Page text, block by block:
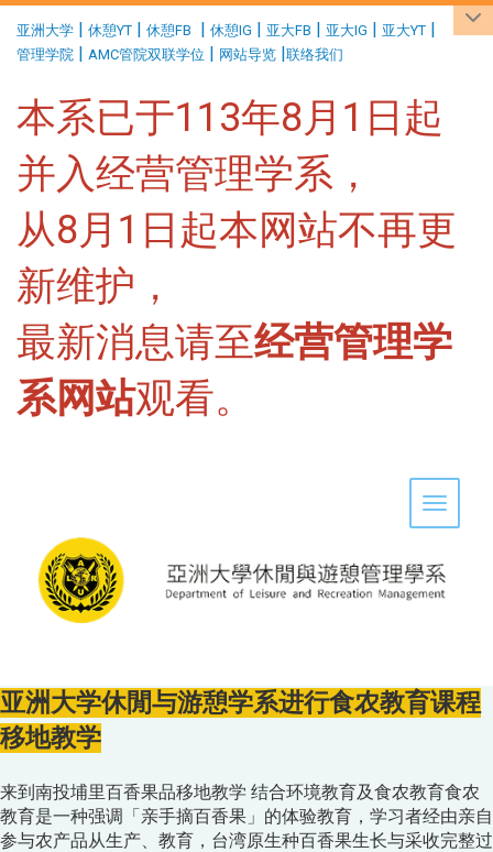
亚洲大学 | 休憩YT | 休憩FB | 休憩IG | 亚大FB | 亚大IG | 亚大YT |
管理学院 | AMC管院双联学位 | 网站导览 |联络我们
本系已于113年8月1日起
并入经营管理学系，
从8月1日起本网站不再更
新维护，
最新消息请至经营管理学
系网站观看。
Toggle
亚洲大学休閒与游憩学系进行食农教育课程
移地教学
来到南投埔里百香果品移地教学 结合环境教育及食农教育食农
教育是一种强调「亲手摘百香果」的体验教育，学习者经由亲自
参与农产品从生产、教育，台湾原生种百香果生长与采收完整过